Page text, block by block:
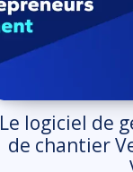
Le logiciel de
de chantier